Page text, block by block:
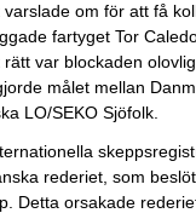
om för att få
fartyget Tor
var blockaden
målet mellan
LO/SEKO Sjöfolk.
rederiet, som
Detta orsakade